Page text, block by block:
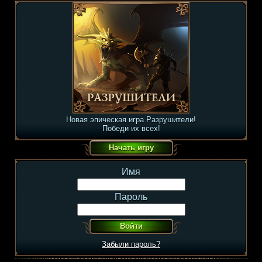
Новая эпическая игра Разрушители!
Победи их всех!
Имя
Пароль
Забыли пароль?